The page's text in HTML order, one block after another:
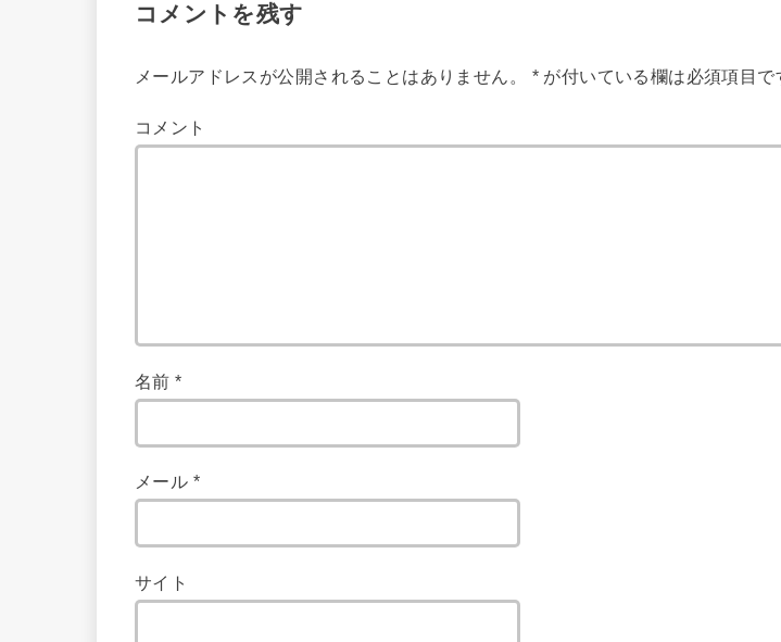
コメントを残す
メールアドレスが公開されることはありません。 *が付いている欄は必須項目で
コメント
名前*
メール *
サイト